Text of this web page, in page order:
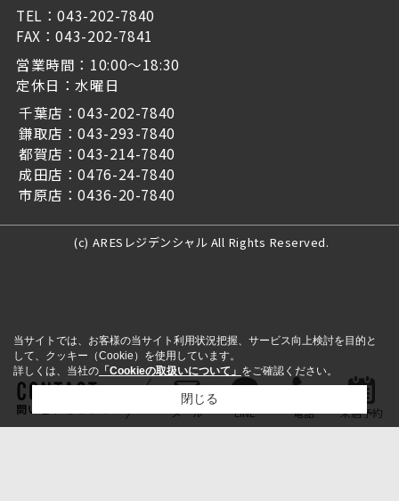
TEL：043-202-7840
FAX：043-202-7841
営業時間：10:00～18:30
定休日：水曜日
千葉店：043-202-7840
鎌取店：043-293-7840
都賀店：043-214-7840
成田店：0476-24-7840
市原店：0436-20-7840
(c) ARESレジデンシャル All Rights Reserved.
問い合わせをする メール LINE 電話 来店予約
当サイトでは、お客様の当サイト利用状況把握、サービス向上検討を目的と
して、クッキー（Cookie）を使用しています。
詳しくは、当社の 「Cookieの取扱いについて」 をご確認ください。
閉じる